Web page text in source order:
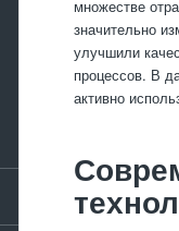
множестве
значительно
улучшили
процессов. В
активно